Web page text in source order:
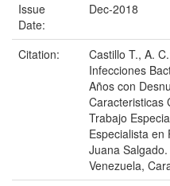
Issue
Date:
Dec-2018
Citation:
Castillo T., A.
Infecciones
Años con
Caracteristicas
Trabajo
Especialista en
Juana
Venezuela,